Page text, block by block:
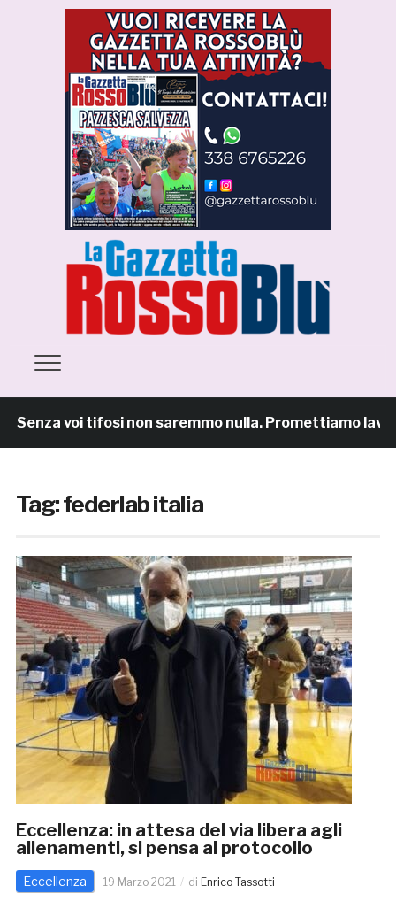
voi tifosi non saremmo nulla. Promettiamo lavoro
Tag:federlab italia
Eccellenza: in attesa del via libera agli
allenamenti, si pensa al protocollo
Eccellenza 19 Marzo 2021 di Enrico Tassotti